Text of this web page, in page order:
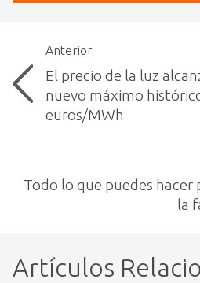
Anterior
El precio de la luz
nuevo máximo
euros/MWh
Todo lo que puedes hacer
la
Artículos